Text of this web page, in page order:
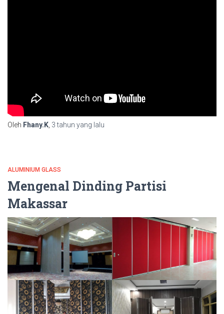
Oleh Fhany.K 3 tahun yang lalu
ALUMINIUM GLASS
Mengenal Dinding Partisi
Makassar